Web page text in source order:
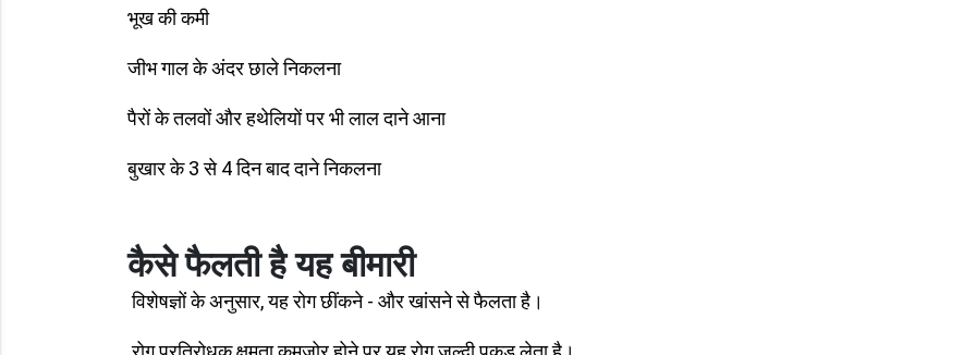
भूख की कमी
जीभ गाल के अंदर छाले निकलना
पैरों के तलवों और हथेलियों पर भी लाल दाने आना
बुखार के 3 से 4 दिन बाद दाने निकलना
कैसे फैलती है यह बीमारी
विशेषज्ञों के अनुसार, यह रोग छींकने - और खांसने से फैलता है।